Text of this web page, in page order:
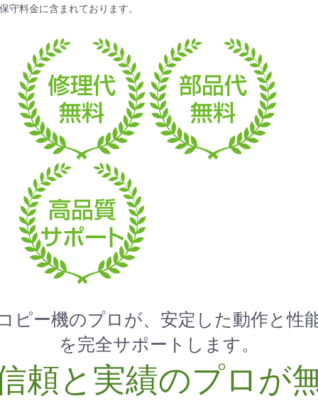
お買い物を続ける
守料金に含まれております。
ピー機のプロが、安定した動作と性
を完全サポートします。
頼と実績のプロが